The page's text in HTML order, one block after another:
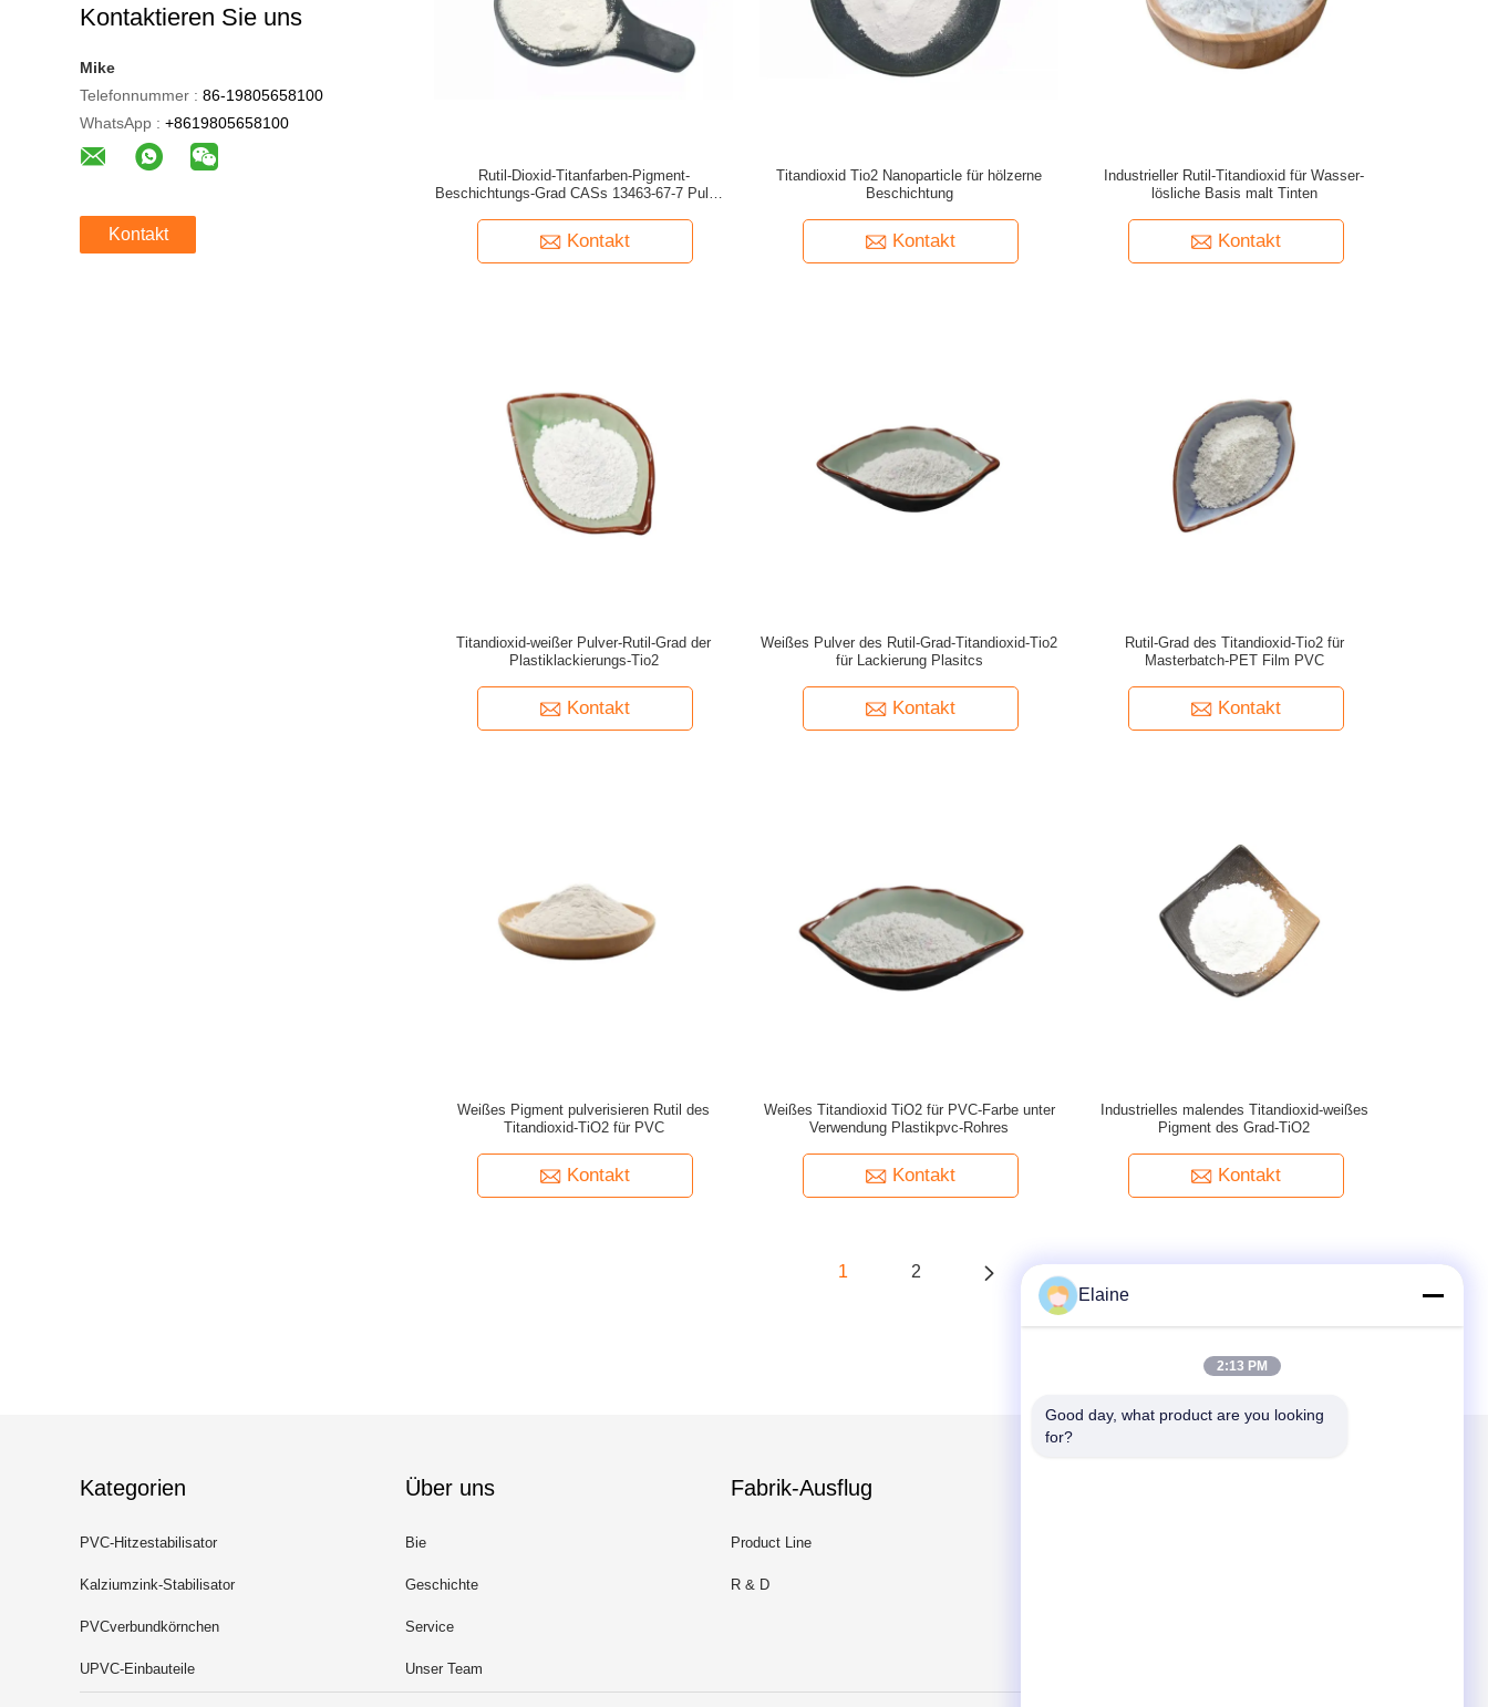
Kontaktieren Sie uns
Mike
Telefonnummer : 86-19805658100
WhatsApp : +8619805658100
Kontakt
Rutil-Dioxid-Titanfarben-Pigment-
Beschichtungs-Grad CASs 13463-67-7 Pulver-
Kontakt
Titandioxid Tio2 Nanoparticle für hölzerne
Beschichtung
Kontakt
Industrieller Rutil-Titandioxid für Wasser-
lösliche Basis malt Tinten
Kontakt
Titandioxid-weißer Pulver-Rutil-Grad der
Plastiklackierungs-Tio2
Kontakt
Weißes Pulver des Rutil-Grad-Titandioxid-Tio2
für Lackierung Plasitcs
Kontakt
Rutil-Grad des Titandioxid-Tio2 für
Masterbatch-PET Film PVC
Kontakt
Weißes Pigment pulverisieren Rutil des
Titandioxid-TiO2 für PVC
Kontakt
Weißes Titandioxid TiO2 für PVC-Farbe unter
Verwendung Plastikpvc-Rohres
Kontakt
Industrielles malendes Titandioxid-weißes
Pigment des Grad-TiO2
Kontakt
1 2
Kategorien
PVC-Hitzestabilisator
Kalziumzink-Stabilisator
PVCverbundkörnchen
UPVC-Einbauteile
Über uns
Bie
Geschichte
Service
Unser Team
Fabrik-Ausflug
Product Line
R & D
Elaine
2:13 PM
Good day, what product are you looking
for?